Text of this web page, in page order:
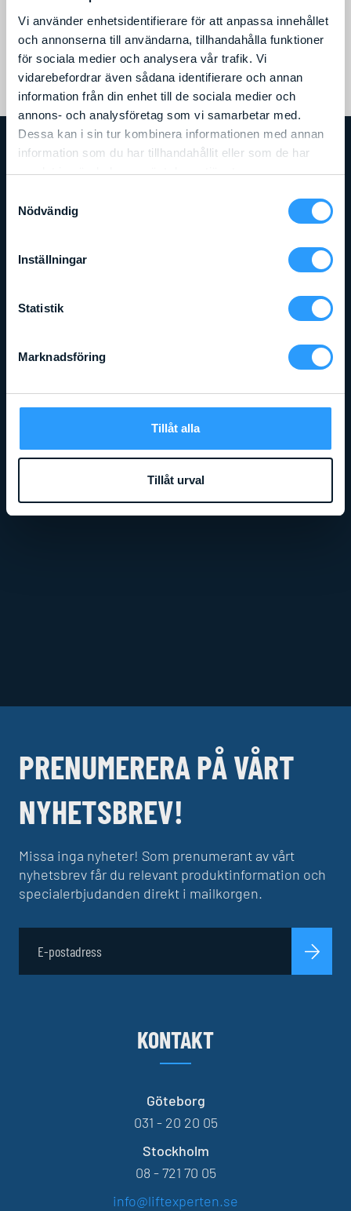
Vi använder enhetsidentifierare för att anpassa innehållet
och annonserna till användarna, tillhandahålla funktioner
för sociala medier och analysera vår trafik. Vi
vidarebefordrar även sådana identifierare och annan
information från din enhet till de sociala medier och
annons- och analysföretag som vi samarbetar med.
Dessa kan i sin tur kombinera informationen med annan
information som du har tillhandahållit eller som de har
samlat in när du har använt deras tjänster.
Nödvändig
Inställningar
Statistik
Marknadsföring
Tillåt alla
Tillåt urval
Läs mer
RELATERADE PRODUKTER
IFOR WILLIAMS MASKINSLÄP
PRENUMERERA PÅ VÅRT
NYHETSBREV!
Missa inga nyheter! Som prenumerant av vårt
nyhetsbrev får du relevant produktinformation och
specialerbjudanden direkt i mailkorgen.
KONTAKT
Göteborg
031 - 20 20 05
Stockholm
08 - 721 70 05
info@liftexperten.se